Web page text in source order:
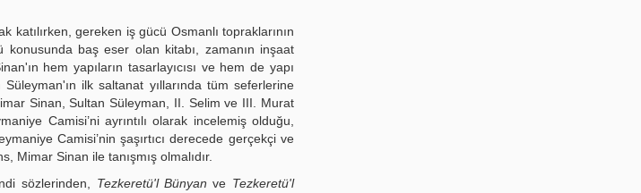
katılırken, gereken iş gücü Osmanlı topraklarının
konusunda baş eser olan kitabı, zamanın inşaat
hem yapıların tasarlayıcısı ve hem de yapı
ilk saltanat yıllarında tüm seferlerine
Sinan, Sultan Süleyman, II. Selim ve III. Murat
Camisi’ni ayrıntılı olarak incelemiş olduğu,
Camisi’nin şaşırtıcı derecede gerçekçi ve
Mimar Sinan ile tanışmış olmalıdır.
sözlerinden, Tezkeretü'l Bünyan ve Tezkeretü'l